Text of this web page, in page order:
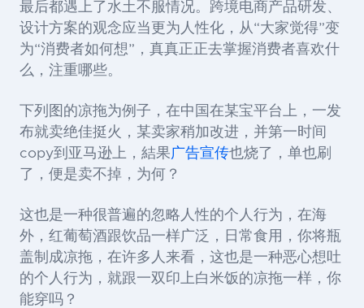
最后都遇上了水土不服情况。跨境电商产品研发、
设计方案的观念应当更为人性化，从“大家觉得”变
为“消费者如何想”，真真正正去掌握消费者喜欢什
么，注重哪些。
下列图的凉拖为例子，在中国在某宝平台上，一发
布就卖绝佳挺火，某卖家稍加改进，并第一时间
copy到亚马逊上，結果广告宣传也烧了，单也刷
了，便是卖不掉，为何？
这也是一种很普遍的忽略人性的个人行为，在海
外，红葡萄酒跟饮品一样广泛，日常食用，你将瓶
盖制成凉拖，在许多人来看，这也是一种恶心想吐
的个人行为，就跟一双印上白米饭的凉拖一样，你
能穿吗？